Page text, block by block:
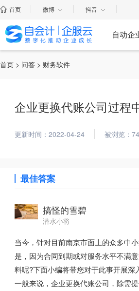
首页 微博 抖音
自动企
首页 > 问答 > 财务软件
企业更换代账公司过程
更新时间：2022-04-24 被浏览：74
最佳答案
搞怪的雪碧
潜水小将
当今，针对目前南京市面上的众多中
是，因为合同到期或对服务水平不满
料呢?下面小编将带您对于此事开展深
一般来说，企业更换代账公司，除需